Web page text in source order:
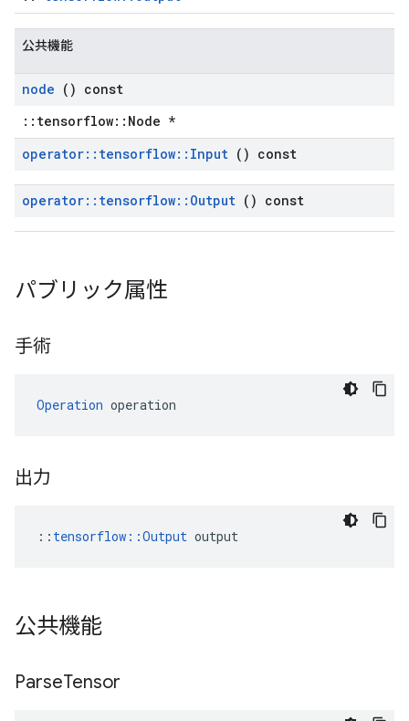
公共機能
node () const
::tensorflow::Node *
operator:: tensorflow:: Input () const
operator:: tensorflow:: Output () const
パブリック属性
手術
Operation operation
出力
:: tensorflow::Output output
公共機能
ParseTensor